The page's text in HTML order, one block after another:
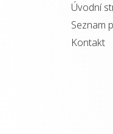
Úvodní
Seznam
Kontakt